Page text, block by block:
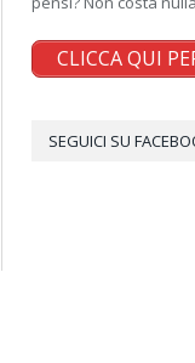
CLICCA QUI
SEGUICI SU